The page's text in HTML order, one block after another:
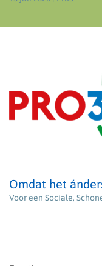
Omdat het
Voor een Sociale,